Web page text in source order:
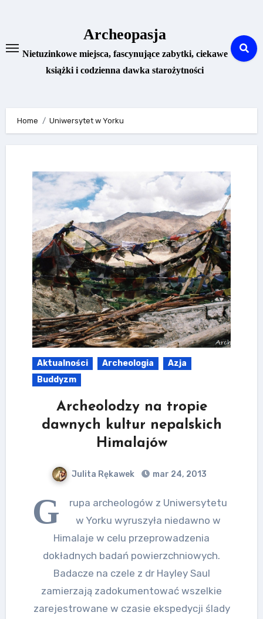
Archeopasja
Nietuzinkowe miejsca, fascynujące zabytki, ciekawe
książki i codzienna dawka starożytności
Home Uniwersytet w Yorku
Aktualności Archeologia
Azja
Buddyzm
Archeolodzy na tropie
dawnych kultur nepalskich
Himalajów
Julita Rękawek mar 24, 2013
G
rupa archeologów z Uniwersytetu
w Yorku wyruszyła niedawno w
Himalaje w celu przeprowadzenia
dokładnych badań powierzchniowych.
Badacze na czele z dr Hayley Saul
zamierzają zadokumentować wszelkie
zarejestrowane w czasie ekspedycji ślady